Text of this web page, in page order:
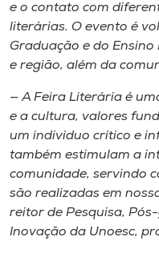
Unoesc
Store
Selecione
o idioma
A+
A-
e o contato com
literárias. O evento é
Graduação e do
e região, além da
— A Feira Literária é
e a cultura, valores
um indivíduo crítico e
também estimulam a
comunidade, servindo
são realizadas em
reitor de Pesquisa,
Inovação da Unoesc,